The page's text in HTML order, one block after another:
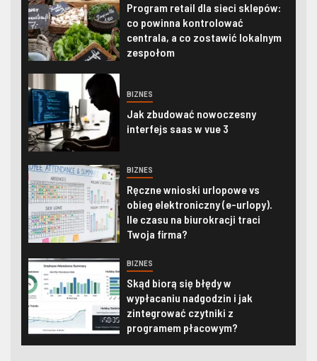
Program retail dla sieci sklepów:
co powinna kontrolować
centrala, a co zostawić lokalnym
zespołom
BIZNES
Jak zbudować nowoczesny
interfejs saas w vue 3
BIZNES
Ręczne wnioski urlopowe vs
obieg elektroniczny (e-urlopy).
Ile czasu na biurokracji traci
Twoja firma?
BIZNES
Skąd biorą się błędy w
wypłacaniu nadgodzin i jak
zintegrować czytniki z
programem płacowym?